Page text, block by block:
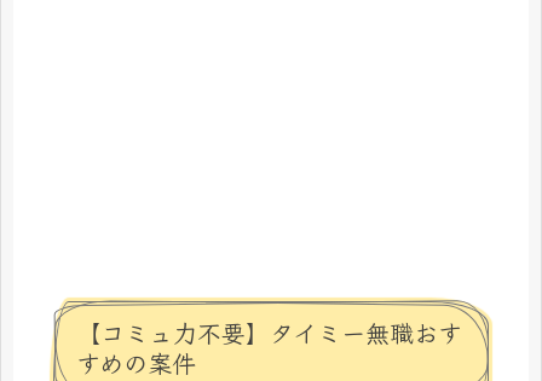
【コミュ力不要】タイミー無職おす
すめの案件